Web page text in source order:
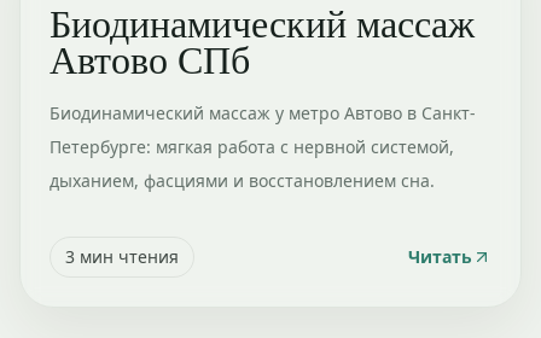
Биодинамический массаж
Автово СПб
Биодинамический массаж у метро Автово в Санкт-
Петербурге: мягкая работа с нервной системой,
дыханием, фасциями и восстановлением сна.
3 мин чтения Читать